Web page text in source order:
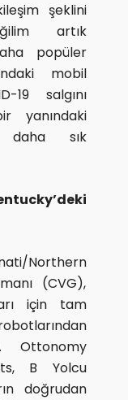
şeklini
artık
popüler
mobil
19 salgını
yanındaki
daha sık
Northern
(CVG),
için tam
Ottonomy
B Yolcu
doğrudan